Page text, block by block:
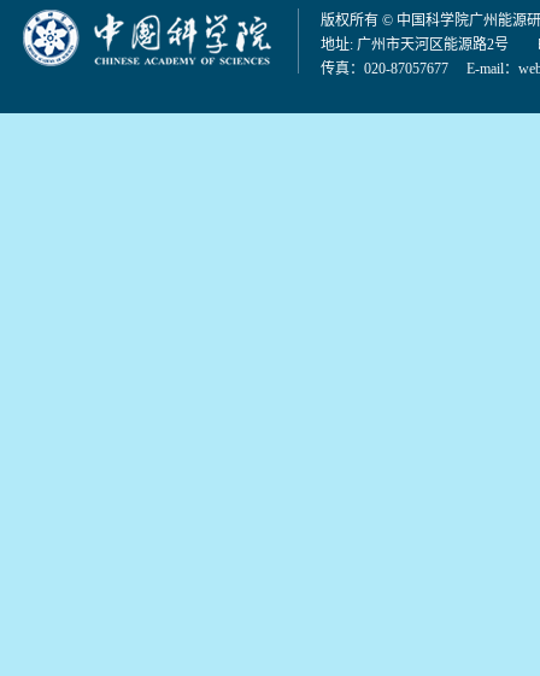
版权所有 © 中国科学院广州能源
地址: 广州市天河区能源路2号
传真：020-87057677 E-mail：